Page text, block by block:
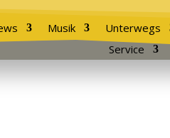
Musik Unterwegs
Service